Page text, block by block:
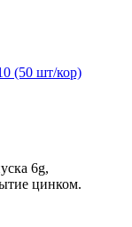
(50 шт/кор)
6g,
цинком.